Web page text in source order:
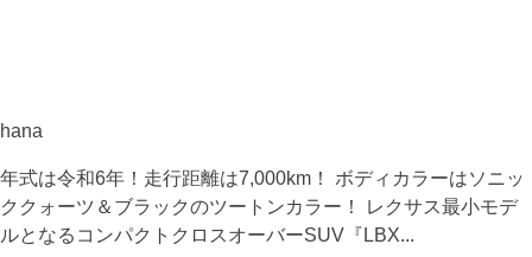
hana
年式は令和6年！走行距離は7,000km！ ボディカラーはソニッ
ククォーツ＆ブラックのツートンカラー！ レクサス最小モデ
ルとなるコンパクトクロスオーバーSUV『LBX...